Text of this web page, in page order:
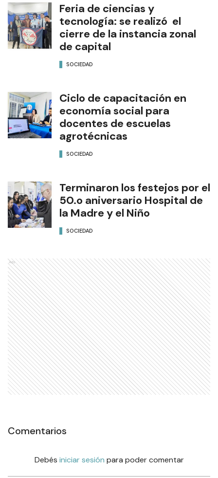
Feria de ciencias y
tecnología: se realizó el
cierre de la instancia zonal
de capital
SOCIEDAD
Ciclo de capacitación en
economía social para
docentes de escuelas
agrotécnicas
SOCIEDAD
Terminaron los festejos por el
50.o aniversario Hospital de
la Madre y el Niño
SOCIEDAD
Ads
Comentarios
Debés iniciar sesión para poder comentar